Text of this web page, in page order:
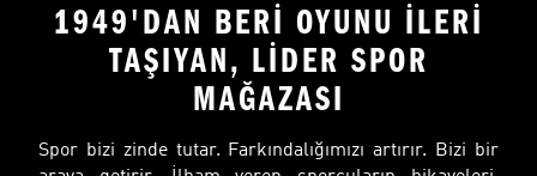
1949'DAN BERİ OYUNU İLERİ
TAŞIYAN, LİDER SPOR
MAĞAZASI
Spor bizi zinde tutar. Farkındalığımızı artırır. Bizi bir